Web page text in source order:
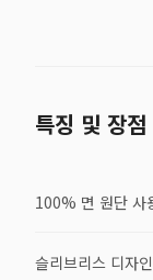
특징 및 장점
100% 면 원단 사
슬리브리스 디자인